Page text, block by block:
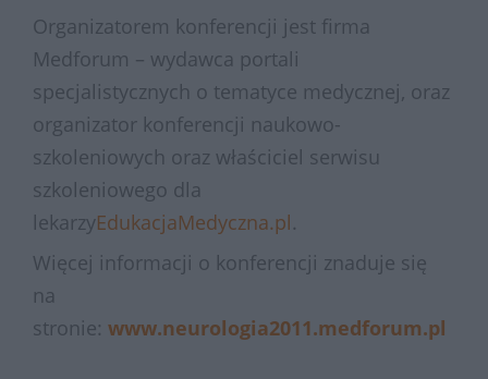
Organizatorem konferencji jest firma
Medforum – wydawca portali
specjalistycznych o tematyce medycznej, oraz
organizator konferencji naukowo-
szkoleniowych oraz właściciel serwisu
szkoleniowego dla
lekarzyEdukacjaMedyczna.pl.
Więcej informacji o konferencji znaduje się
na
stronie: www.neurologia2011.medforum.pl